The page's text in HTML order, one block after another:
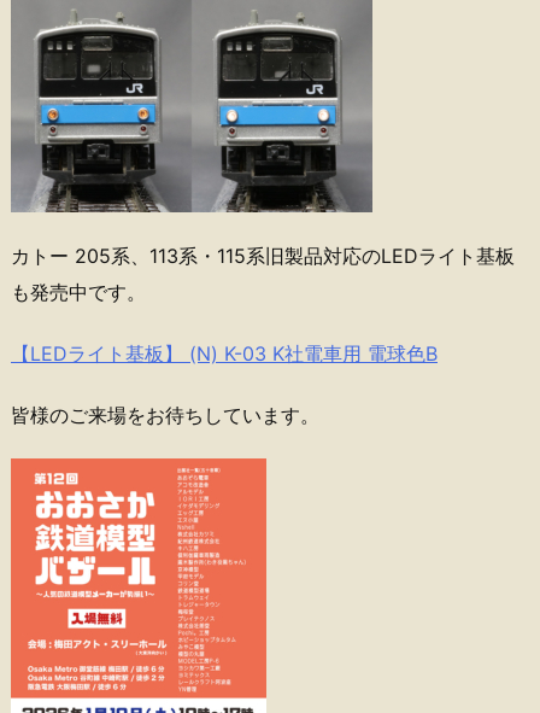
カトー 205系、113系・115系旧製品対応のLEDライト基板
も発売中です。
【LEDライト基板】 (N) K-03 K社電車用 電球色B
皆様のご来場をお待ちしています。